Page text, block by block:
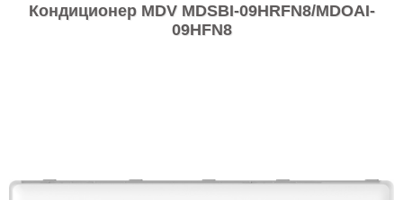
Кондиционер MDV MDSBI-09HRFN8/MDOAI-
09HFN8